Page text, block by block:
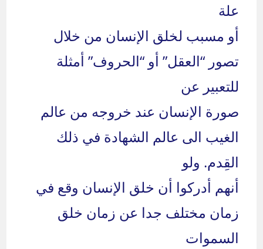
علة
أو مسبب لخلق الإنسان من خلال
تصور “العقل” أو “الحروف” أمثلة
للتعبير عن
صورة الإنسان عند خروجه من عالم
الغيب الى عالم الشهادة في ذلك
القِدم. ولو
أنهم أدركوا أن خلق الإنسان وقع في
زمان مختلف جدا عن زمان خلق
السموات